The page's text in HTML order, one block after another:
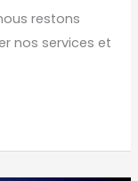
restons
nos services et